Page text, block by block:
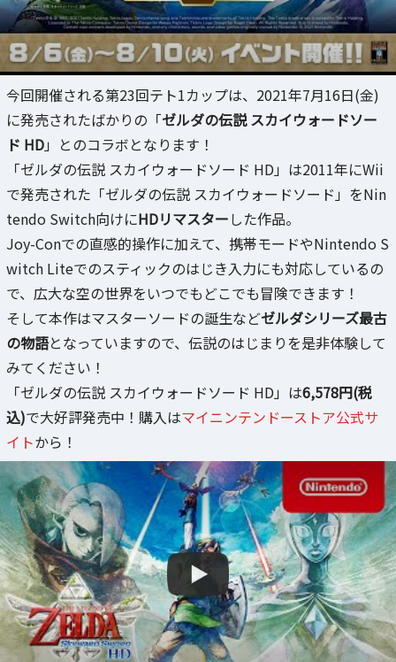
今回開催される第23回テト1カップは、2021年7月16日(金)
に発売されたばかりの「ゼルダの伝説 スカイウォードソー
ド HD」とのコラボとなります！
「ゼルダの伝説 スカイウォードソード HD」は2011年にWii
で発売された「ゼルダの伝説 スカイウォードソード」をNin
tendo Switch向けにHDリマスターした作品。
Joy-Conでの直感的操作に加えて、携帯モードやNintendo S
witch Liteでのスティックのはじき入力にも対応しているの
で、広大な空の世界をいつでもどこでも冒険できます！
そして本作はマスターソードの誕生などゼルダシリーズ最古
の物語となっていますので、伝説のはじまりを是非体験して
みてください！
「ゼルダの伝説 スカイウォードソード HD」は6,578円(税
込)で大好評発売中！購入はマイニンテンドーストア公式サ
イトから！